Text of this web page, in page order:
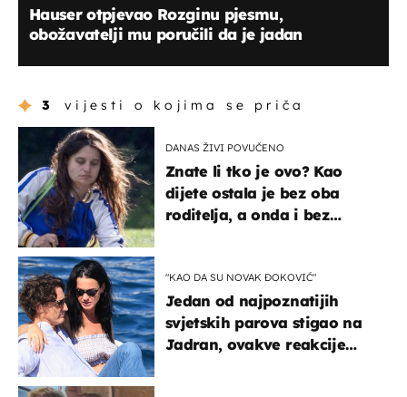
Hauser otpjevao Rozginu pjesmu,
obožavatelji mu poručili da je jadan
3 vijesti o kojima se priča
DANAS ŽIVI POVUČENO
Znate li tko je ovo? Kao
dijete ostala je bez oba
roditelja, a onda i bez
"KAO DA SU NOVAK ĐOKOVIĆ"
Jedan od najpoznatijih
svjetskih parova stigao na
Jadran, ovakve reakcije